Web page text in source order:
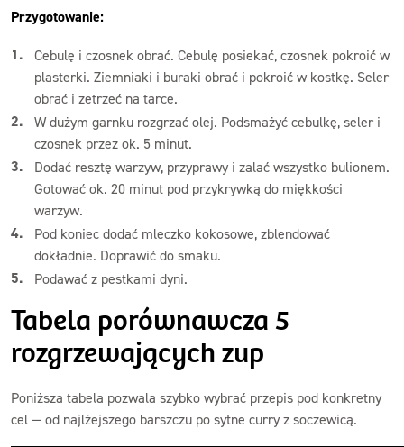
Przygotowanie:
Cebulę i czosnek obrać. Cebulę posiekać, czosnek pokroić w
plasterki. Ziemniaki i buraki obrać i pokroić w kostkę. Seler
obrać i zetrzeć na tarce.
W dużym garnku rozgrzać olej. Podsmażyć cebulkę, seler i
czosnek przez ok. 5 minut.
Dodać resztę warzyw, przyprawy i zalać wszystko bulionem.
Gotować ok. 20 minut pod przykrywką do miękkości
warzyw.
Pod koniec dodać mleczko kokosowe, zblendować
dokładnie. Doprawić do smaku.
Podawać z pestkami dyni.
Tabela porównawcza 5
rozgrzewających zup
Poniższa tabela pozwala szybko wybrać przepis pod konkretny
cel — od najlżejszego barszczu po sytne curry z soczewicą.